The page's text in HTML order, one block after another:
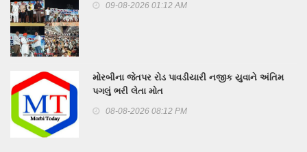
09-08-2026 01:12 AM
મોરબીના જેતપર રોડ પાવડીયારી નજીક યુવાને અંતિમ
પગલું ભરી લેતા મોત
08-08-2026 08:12 PM